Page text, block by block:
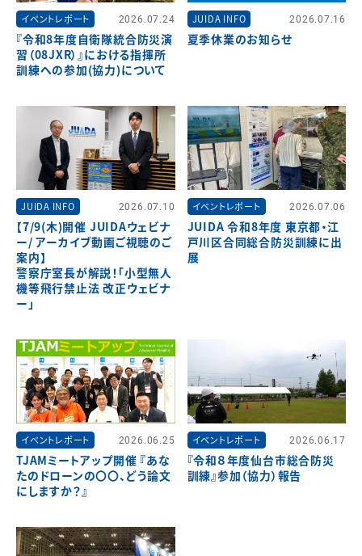
イベントレポート 2026.07.24
『令和8年度自衛隊統合防災演
習（08JXR）』における指揮所
訓練への参加(協力)について
JUIDA INFO 2026.07.16
夏季休業のお知らせ
JUIDA INFO 2026.07.10
【7/9(木)開催 JUIDAウェビナ
ー/ アーカイブ動画ご視聴のご
案内】
警察庁室長が解説！「小型無人
機等飛行禁止法 改正ウェビナ
ー」
イベントレポート 2026.07.06
JUIDA 令和8年度 東京都・江
戸川区合同総合防災訓練に出
展
イベントレポート 2026.06.25
TJAMミートアップ開催 『あな
たのドローンの〇〇、どう論文
にしますか？』
イベントレポート 2026.06.17
『令和８年度仙台市総合防災
訓練』参加（協力）報告